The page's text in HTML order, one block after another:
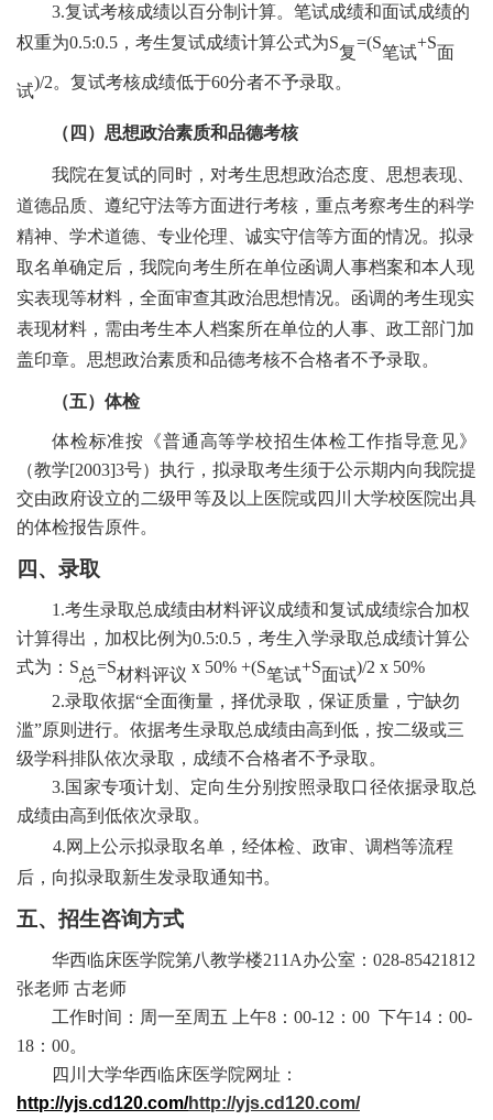
3.复试考核成绩以百分制计算。笔试成绩和面试成绩的
权重为0.5:0.5，考生复试成绩计算公式为S复=(S笔试+S面
试)/2。复试考核成绩低于60分者不予录取。
（四）思想政治素质和品德考核
我院在复试的同时，对考生思想政治态度、思想表现、
道德品质、遵纪守法等方面进行考核，重点考察考生的科学
精神、学术道德、专业伦理、诚实守信等方面的情况。拟录
取名单确定后，我院向考生所在单位函调人事档案和本人现
实表现等材料，全面审查其政治思想情况。函调的考生现实
表现材料，需由考生本人档案所在单位的人事、政工部门加
盖印章。思想政治素质和品德考核不合格者不予录取。
（五）体检
体检标准按《普通高等学校招生体检工作指导意见》
（教学[2003]3号）执行，拟录取考生须于公示期内向我院提
交由政府设立的二级甲等及以上医院或四川大学校医院出具
的体检报告原件。
四、录取
1.考生录取总成绩由材料评议成绩和复试成绩综合加权
计算得出，加权比例为0.5:0.5，考生入学录取总成绩计算公
式为 ： S总=S材料评议 x 50% +(S笔试+S面试)/2 x 50%
2.录取依据“全面衡量，择优录取，保证质量，宁缺勿
滥”原则进行。 依据考生录取总成绩由高到低，按二级或三
级学科排队依次录取，成绩不合格者不予录取。
3.国家专项计划、定向生分别按照录取口径依据录取总
成绩由高到低依次录取。
4.网上公示拟录取名单，经体检、政审、调档等流程
后，向拟录取新生发录取通知书。
五、招生咨询方式
华西临床医学院第八教学楼211A办公室 ： 028-85421812
张老师 古老师
工作时间：周一至周五
上午8：00-12：00 下午14：00-
18：00。
四川大学华西临床医学院网址：
http://yjs.cd120.com/http://yjs.cd120.com/